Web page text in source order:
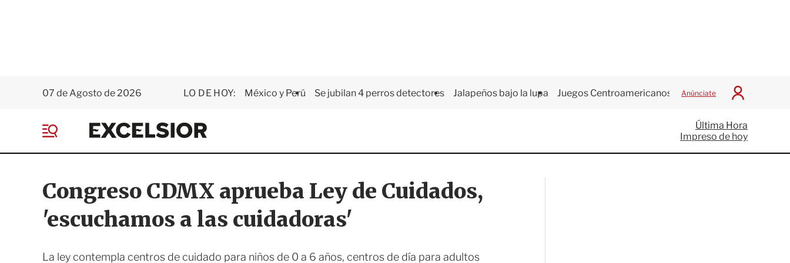
07 de Agosto de 2026 LO DE HOY: México y Perú Se jubilan 4 perros detectores Jalapeños bajo la lupa Juegos Centroamericanos Anúnciate
I
c
i
a
E
x
e
i
o
r
e
Última Hora
Impreso de hoy
Congreso CDMX aprueba Ley de Cuidados,
'escuchamos a las cuidadoras'
La ley contempla centros de cuidado para niños de 0 a 6 años, centros de día para adultos